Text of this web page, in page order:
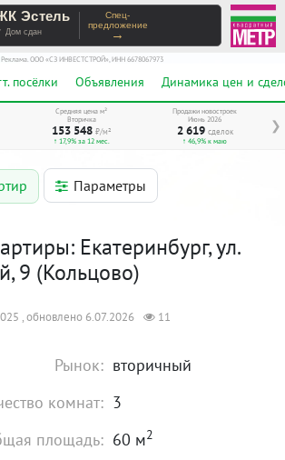
Эстель
Дом сдан
Спец-
предложение
→
Реклама. ООО «СЗ ИНВЕСТСТРОЙ», ИНН 6678067973
посёлки Объявления Динамика цен и
❯
Средняя цена м²
Вторичка
153 548 ₽/м²
↑ 17,9% за 12 мес.
Продажи новостроек
Июнь 2026
2 619 сделок
↑ 46,9% к маю
Параметры
Екатеринбург, ул.
9 (Кольцово)
, обновлено 6.07.2026 11
Рынок: вторичный
комнат: 3
площадь: 60 м2